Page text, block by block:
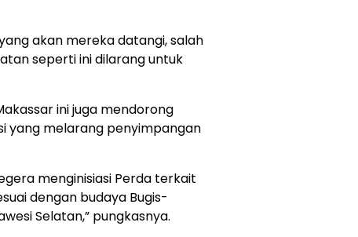
akan mereka datangi, salah
seperti ini dilarang untuk
ini juga mendorong
yang melarang penyimpangan
menginisiasi Perda terkait
dengan budaya Bugis-
Selatan,” pungkasnya.